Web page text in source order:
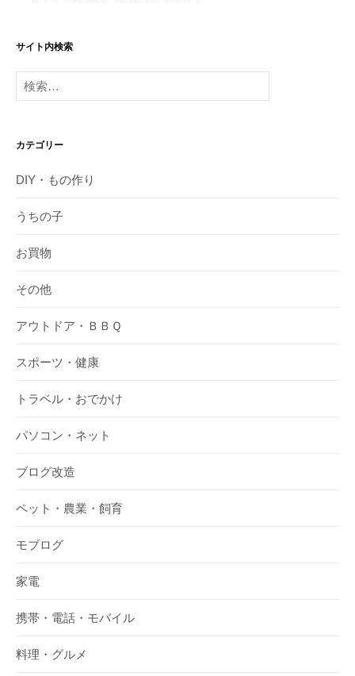
サイト内検索
検
索:
カテゴリー
DIY・もの作り
うちの子
お買物
その他
アウトドア・ＢＢＱ
スポーツ・健康
トラベル・おでかけ
パソコン・ネット
ブログ改造
ペット・農業・飼育
モブログ
家電
携帯・電話・モバイル
料理・グルメ